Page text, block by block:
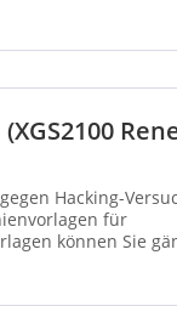
Hacking-
für
können Sie